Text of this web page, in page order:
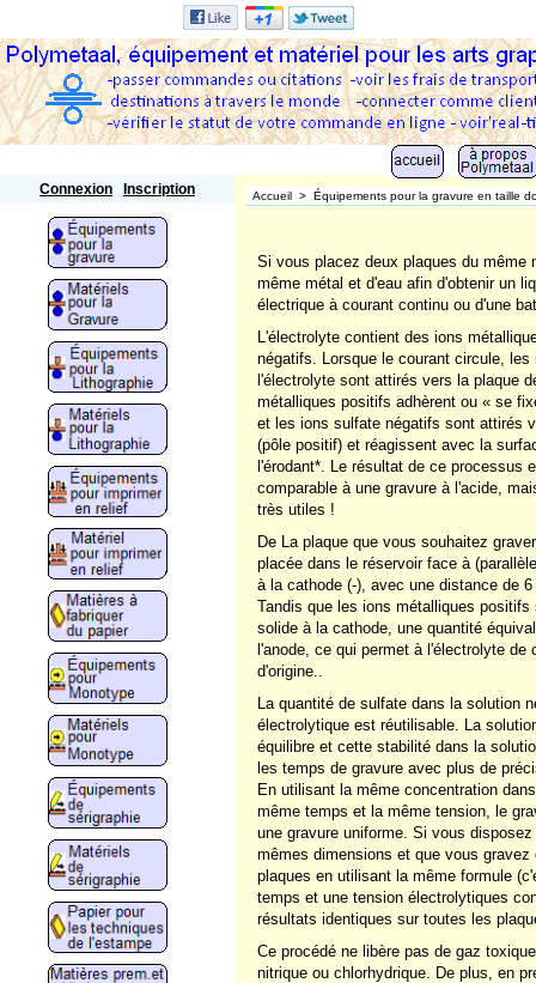
Connexion Inscription Accueil > Équipements pour la gravure en taille
Si vous placez deux plaques du même
même métal et d'eau afin d'obtenir un
électrique à courant continu ou d'une
L'électrolyte contient des ions
négatifs. Lorsque le courant circule,
l'électrolyte sont attirés vers la plaque
métalliques positifs adhèrent ou « se
et les ions sulfate négatifs sont attirés
(pôle positif) et réagissent avec la
l'érodant*. Le résultat de ce processus
comparable à une gravure à l'acide,
très utiles !
De La plaque que vous souhaitez
placée dans le réservoir face à
à la cathode (-), avec une distance de
Tandis que les ions métalliques
solide à la cathode, une quantité
l'anode, ce qui permet à l'électrolyte de
d'origine..
La quantité de sulfate dans la solution
électrolytique est réutilisable. La
équilibre et cette stabilité dans la
les temps de gravure avec plus de
En utilisant la même concentration
même temps et la même tension, le
une gravure uniforme. Si vous
mêmes dimensions et que vous
plaques en utilisant la même formule
temps et une tension électrolytiques
résultats identiques sur toutes les
Ce procédé ne libère pas de gaz
nitrique ou chlorhydrique. De plus, en